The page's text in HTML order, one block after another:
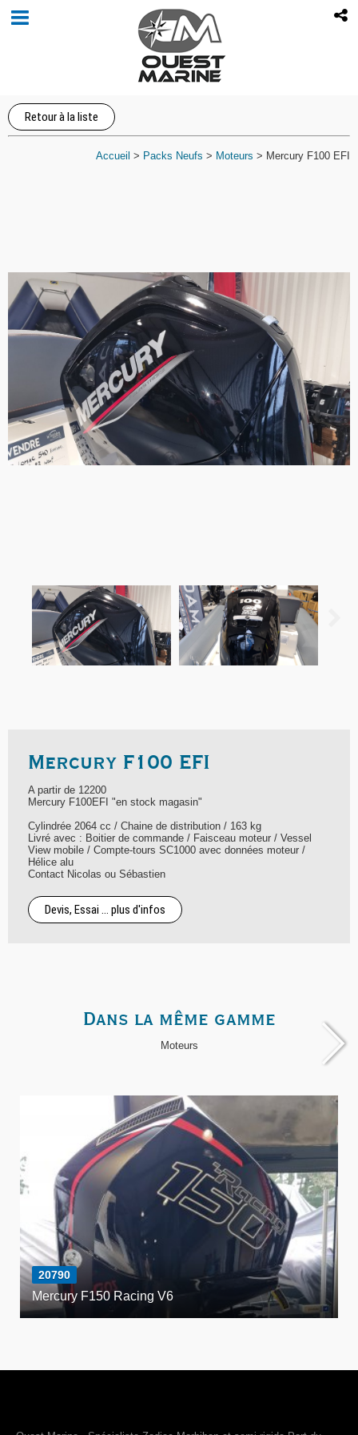
Retour à la liste
Accueil > Packs Neufs > Moteurs > Mercury F100 EFI
Mercury F100 EFI
A partir de 12200
Mercury F100EFI "en stock magasin"
Cylindrée 2064 cc / Chaine de distribution / 163 kg
Livré avec : Boitier de commande / Faisceau moteur / Vessel
View mobile / Compte-tours SC1000 avec données moteur /
Hélice alu
Contact Nicolas ou Sébastien
Devis, Essai ... plus d'infos
Dans la même gamme
Moteurs
20790
Mercury F150 Racing V6